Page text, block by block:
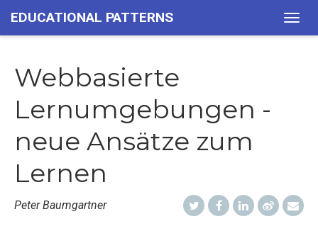
EDUCATIONAL PATTERNS
Webbasierte
Lernumgebungen -
neue Ansätze zum
Lernen
Peter Baumgartner